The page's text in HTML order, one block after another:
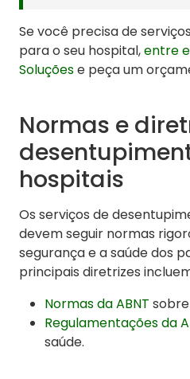
Se você precisa de
para o seu hospital,entre
Soluçõese peça um
Normas e
hospitais
Os serviços de
devem seguir normas
segurança e a saúde dos
principais diretrizes
Normas da ABNT
Regulamentações da
saúde.